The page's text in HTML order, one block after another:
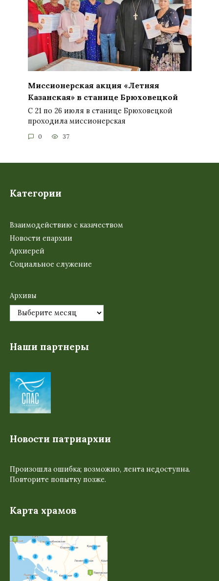
Миссионерская акция «Летняя
Казанская» в станице Брюховецкой
С 21 по 26 июля в станице Брюховецкой
проходила миссионерская
0 37
Категории
Взаимодействию с казачеством
Новости епархии
Архиерей
Социальное служение
Архивы
Наши партнеры
Новости патриархии
Произошла ошибка; возможно, лента недоступна.
Повторите попытку позже.
Карта храмов